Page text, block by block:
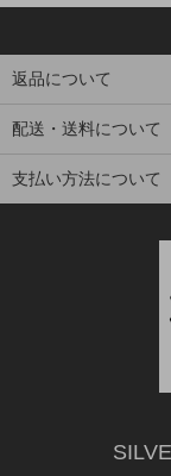
返品について
配送・送料について
支払い方法について